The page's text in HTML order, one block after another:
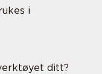
i
ditt?